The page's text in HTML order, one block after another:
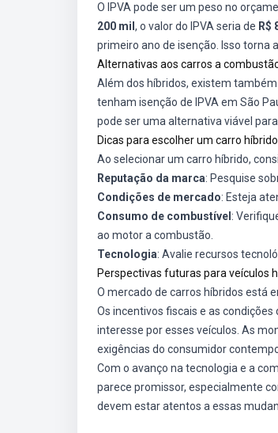
O IPVA pode ser um peso no
200 mil , o valor do IPVA seria de R$
primeiro ano de isenção. Isso torna
Alternativas aos carros a
Além dos híbridos, existem
tenham isenção de IPVA em São
pode ser uma alternativa viável
Dicas para escolher um carro híbrido
Ao selecionar um carro híbrido,
Reputação da marca: Pesquise
Condições de mercado: Esteja
Consumo de combustível :
ao motor a combustão.
Tecnologia: Avalie recursos
Perspectivas futuras para veículos
O mercado de carros híbridos está
Os incentivos fiscais e as
interesse por esses veículos. As
exigências do consumidor
Com o avanço na tecnologia e a
parece promissor, especialmente
devem estar atentos a essas